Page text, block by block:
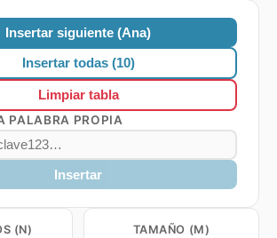
Insertar siguiente (Ana)
Insertar todas (10)
Limpiar tabla
PALABRA PROPIA
Insertar
(N) TAMAÑO (M)